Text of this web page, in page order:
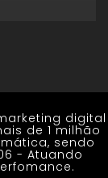
digital
de 1 milhão
sendo
- Atuando